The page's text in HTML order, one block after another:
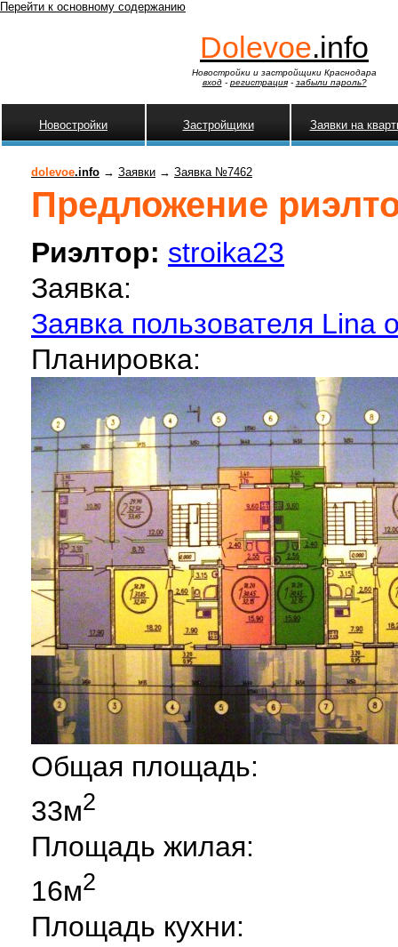
Перейти к основному содержанию
Dolevoe.info
Новостройки и застройщики Краснодара
вход- регистрация- забыли пароль?
Новостройки Застройщики Заявки на
dolevoe.info → Заявки → Заявка №7462
Предложение
Риэлтор: stroika23
Заявка:
Заявка пользователя Lina
Планировка:
Общая площадь:
33м2
Площадь жилая:
16м2
Площадь кухни: